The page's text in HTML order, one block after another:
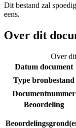
Dit bestand zal
eens.
Over dit
Over
Datum document
Type bronbestand
Documentnummer
Beoordeling